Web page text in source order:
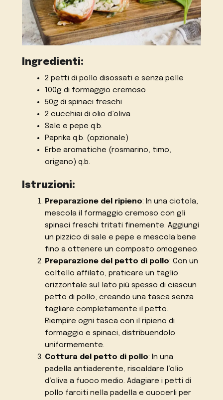
Ingredienti:
2 petti di pollo disossati e senza pelle
100g di formaggio cremoso
50g di spinaci freschi
2 cucchiai di olio d’oliva
Sale e pepe q.b.
Paprika q.b. (opzionale)
Erbe aromatiche (rosmarino, timo,
origano) q.b.
Istruzioni:
Preparazione del ripieno: In una ciotola,
mescola il formaggio cremoso con gli
spinaci freschi tritati finemente. Aggiungi
un pizzico di sale e pepe e mescola bene
fino a ottenere un composto omogeneo.
Preparazione del petto di pollo: Con un
coltello affilato, praticare un taglio
orizzontale sul lato più spesso di ciascun
petto di pollo, creando una tasca senza
tagliare completamente il petto.
Riempire ogni tasca con il ripieno di
formaggio e spinaci, distribuendolo
uniformemente.
Cottura del petto di pollo: In una
padella antiaderente, riscaldare l’olio
d’oliva a fuoco medio. Adagiare i petti di
pollo farciti nella padella e cuocerli per